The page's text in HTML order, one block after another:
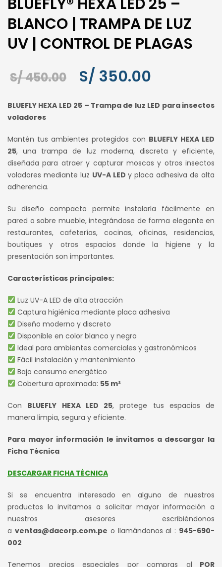
BLUEFLY® HEXA LED 25 –
BLANCO | TRAMPA DE LUZ
UV | CONTROL DE PLAGAS
S/450.00
El
original
era:
S/ 450.00.
S/ 350.00
actual
es:
S/ 350.00.
BLUEFLY HEXA LED 25 – Trampa de luz LED para insectos
voladores
Mantén tus ambientes protegidos con BLUEFLY HEXA LED
25, una trampa de luz moderna, discreta y eficiente,
diseñada para atraer y capturar moscas y otros insectos
voladores mediante luz UV-A LED y placa adhesiva de alta
adherencia.
Su diseño compacto permite instalarla fácilmente en
pared o sobre mueble, integrándose de forma elegante en
restaurantes, cafeterías, cocinas, oficinas, residencias,
boutiques y otros espacios donde la higiene y la
presentación son importantes.
Características principales:
Luz UV-A LED de alta atracción
Captura higiénica mediante placa adhesiva
Diseño moderno y discreto
Disponible en color blanco y negro
Ideal para ambientes comerciales y gastronómicos
Fácil instalación y mantenimiento
Bajo consumo energético
Cobertura aproximada: 55 m²
Con BLUEFLY HEXA LED 25, protege tus espacios de
manera limpia, segura y eficiente.
Para mayor información le invitamos a descargar la
Ficha Técnica
DESCARGAR FICHA TÉCNICA
Si se encuentra interesado en alguno de nuestros
productos lo invitamos a solicitar mayor información a
nuestros asesores escribiéndonos
a ventas@dacorp.com.pe o llamándonos al : 945-690-
002
Tenemos precios especiales por compras al POR